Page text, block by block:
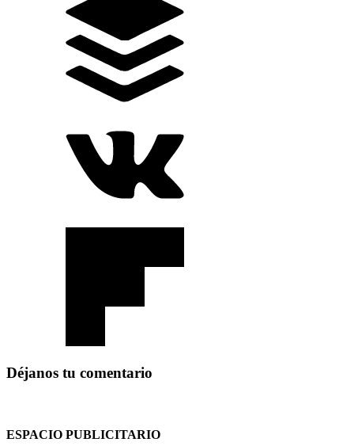
Déjanos tu comentario
ESPACIO PUBLICITARIO